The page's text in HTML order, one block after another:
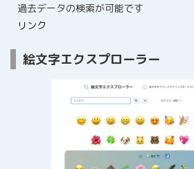
過去データの検索が可能です
リンク
絵文字エクスプローラー